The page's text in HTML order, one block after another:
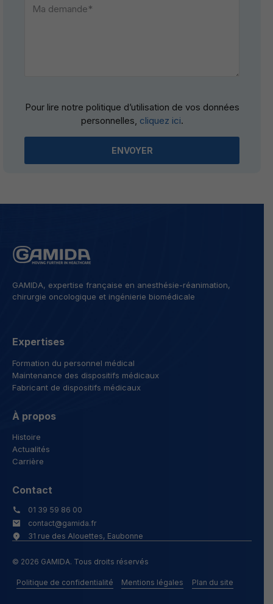
leave
field
Pour lire notre politique d’utilisation de vos données
personnelles, cliquez ici.
GAMIDA, expertise française en anesthésie-réanimation,
chirurgie oncologique et ingénierie biomédicale
Expertises
Formation du personnel médical
Maintenance des dispositifs médicaux
Fabricant de dispositifs médicaux
À propos
Histoire
Actualités
Carrière
Contact
01 39 59 86 00
contact@gamida.fr
31 rue des Alouettes, Eaubonne
© 2026 GAMIDA. Tous droits réservés
Politique de confidentialité Mentions légales Plan du site